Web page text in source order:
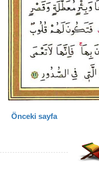
Önceki sayfa